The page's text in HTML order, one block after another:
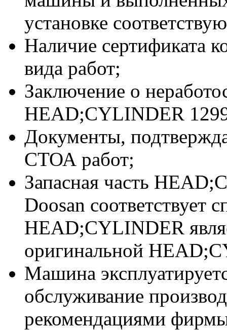
установке
Наличие сертификата
вида работ;
Заключение о
HEAD;CYLINDER
Документы,
СТОА работ;
Запасная часть
Doosan соответствует
HEAD;CYLINDER
оригинальной
Машина
обслуживание
рекомендациями